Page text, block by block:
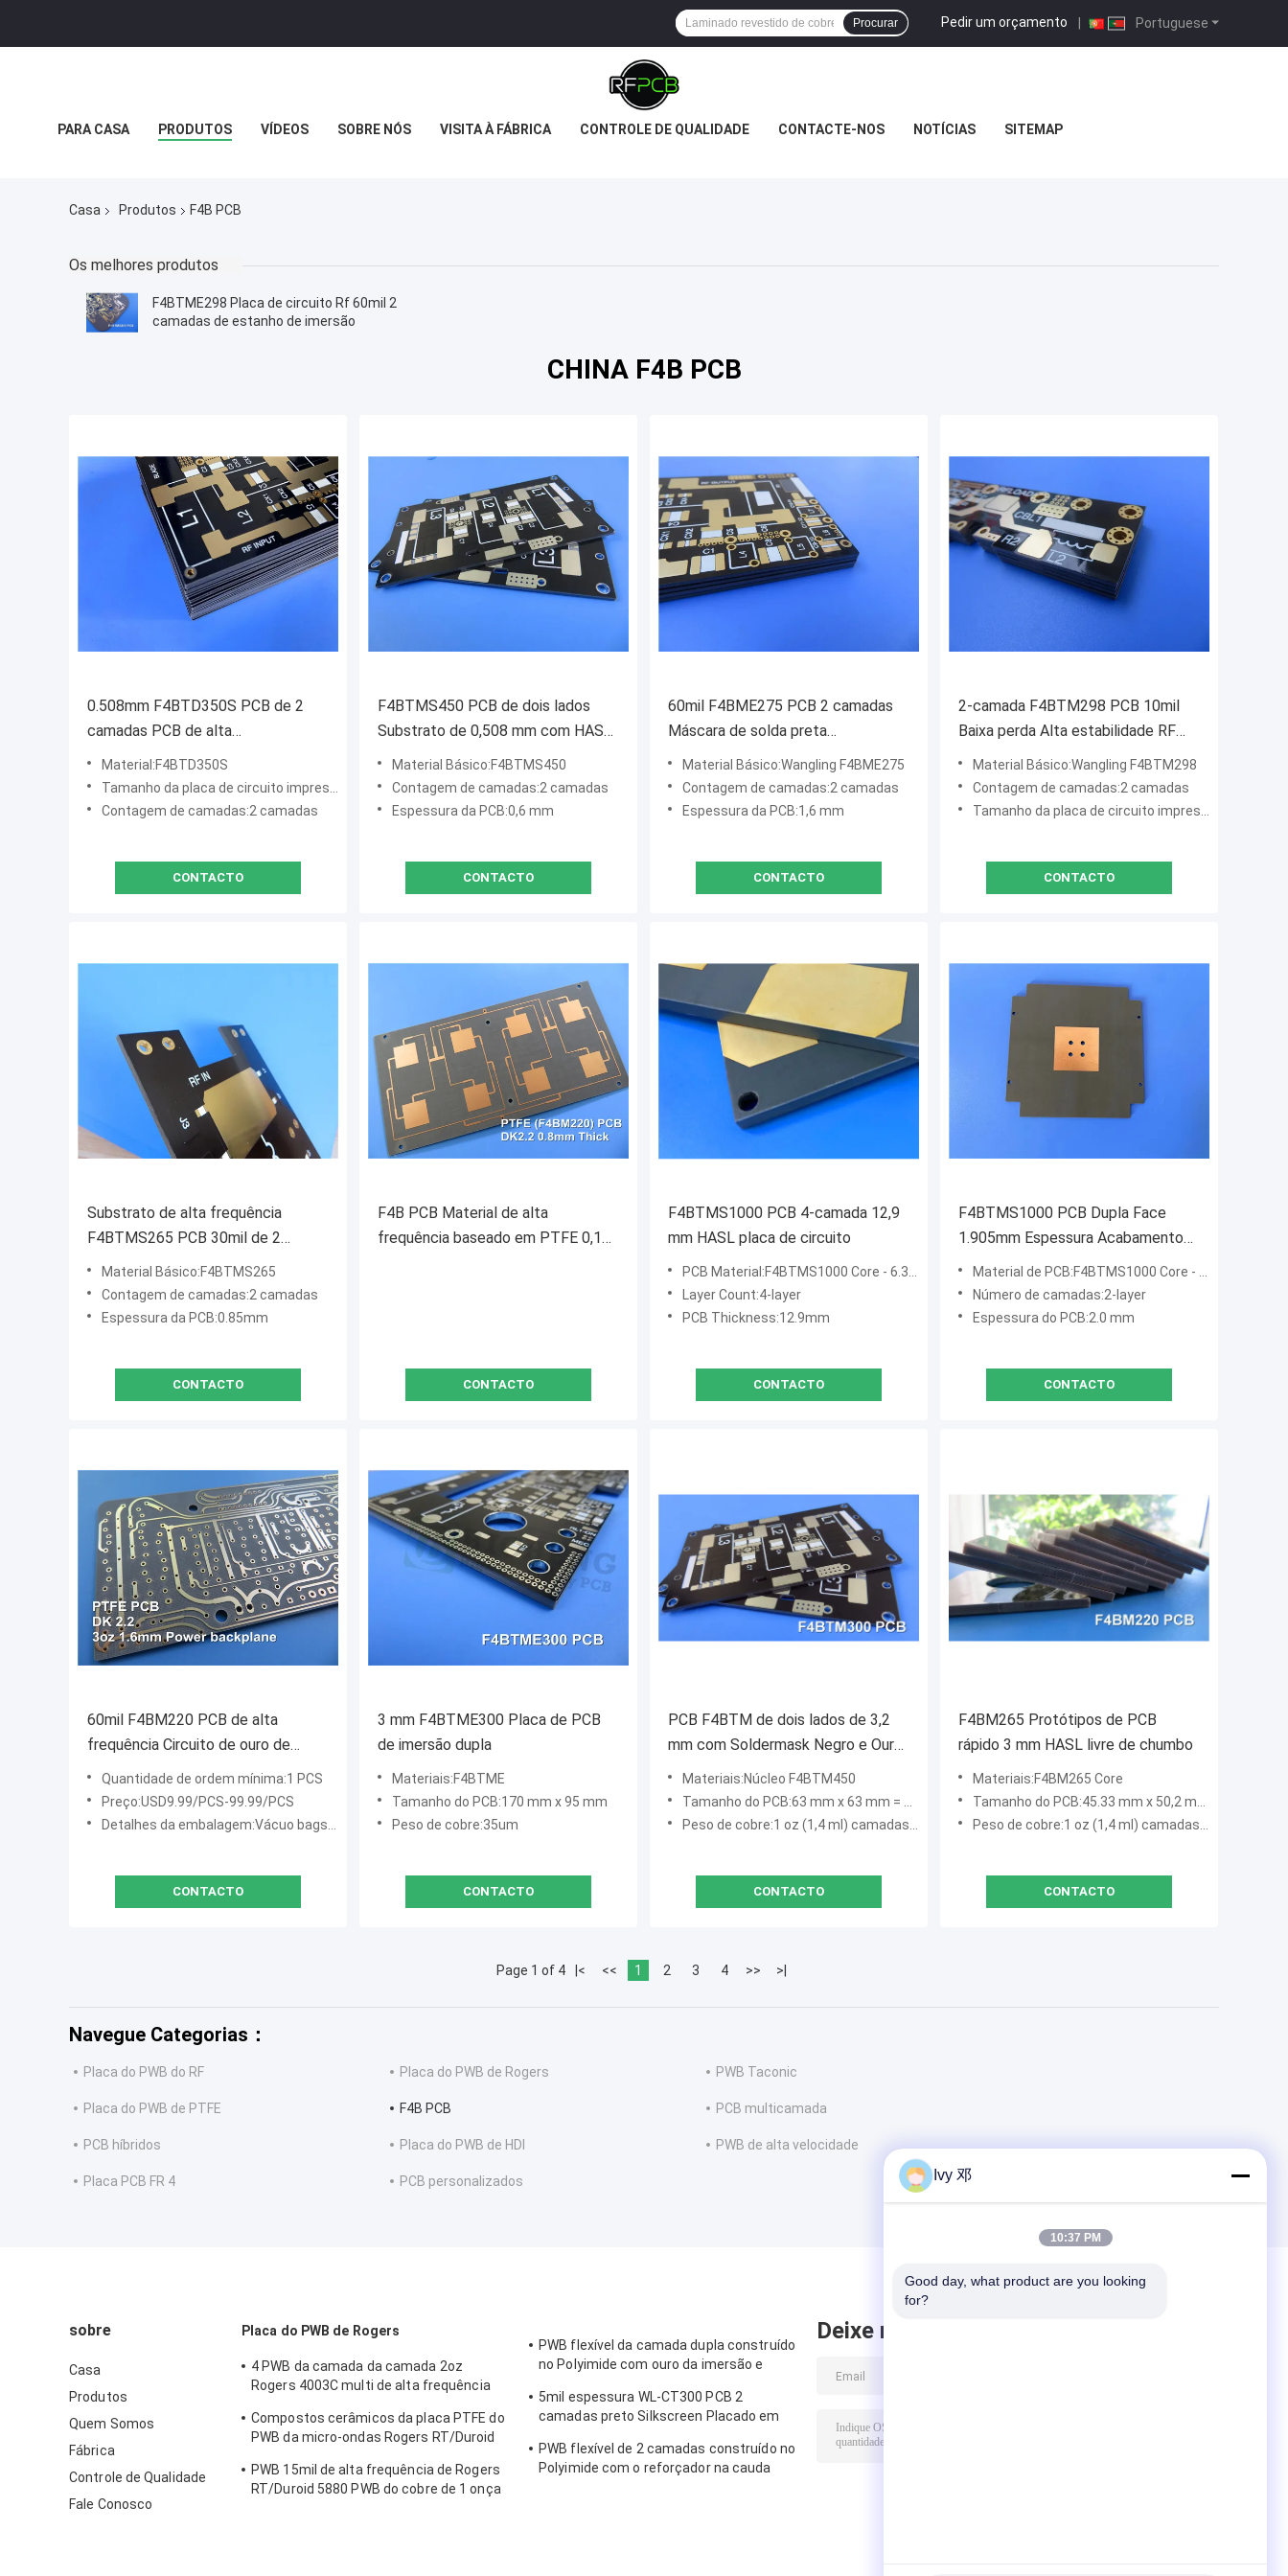
Portuguese
Pedir um orçamento |
Procurar
PARA CASA PRODUTOS VÍDEOS SOBRE NÓS VISITA À FÁBRICA CONTROLE DE QUALIDADE CONTACTE-NOS NOTÍCIAS SITEMAP
Casa Produtos F4B PCB
Os melhores produtos
F4BTME298 Placa de circuito Rf 60mil 2
camadas de estanho de imersão
CHINA F4B PCB
0.508mm F4BTD350S PCB de 2
camadas PCB de alta
condutividade térmica
Material:F4BTD350S
Tamanho da placa de circuito impresso:79 mm × 110 mm (tolerância de ± 0,15 mm, 1 peça)
Contagem de camadas:2 camadas
CONTACTO
F4BTMS450 PCB de dois lados
Substrato de 0,508 mm com HASL
livre de chumbo
Material Básico:F4BTMS450
Contagem de camadas:2 camadas
Espessura da PCB:0,6 mm
CONTACTO
60mil F4BME275 PCB 2 camadas
Máscara de solda preta
Revestimento de ouro puro
Material Básico:Wangling F4BME275
Contagem de camadas:2 camadas
Espessura da PCB:1,6 mm
CONTACTO
2-camada F4BTM298 PCB 10mil
Baixa perda Alta estabilidade RF
PCB de microondas
Material Básico:Wangling F4BTM298
Contagem de camadas:2 camadas
Tamanho da placa de circuito impresso:109 mm × 54,5 mm (tolerância de ± 0,15 mm, 1 peça)
CONTACTO
Substrato de alta frequência
F4BTMS265 PCB 30mil de 2
camadas
Material Básico:F4BTMS265
Contagem de camadas:2 camadas
Espessura da PCB:0.85mm
CONTACTO
F4B PCB Material de alta
frequência baseado em PTFE 0,17
CONTACTO
F4BTMS1000 PCB 4-camada 12,9
mm HASL placa de circuito
PCB Material:F4BTMS1000 Core - 6.35 mm (250mil)
Layer Count:4-layer
PCB Thickness:12.9mm
CONTACTO
F4BTMS1000 PCB Dupla Face
1.905mm Espessura Acabamento
Ouro por Imersão
Material de PCB:F4BTMS1000 Core - 1.905 mm (75 mil)
Número de camadas:2-layer
Espessura do PCB:2.0 mm
CONTACTO
60mil F4BM220 PCB de alta
frequência Circuito de ouro de
imersão dupla
Quantidade de ordem mínima:1 PCS
Preço:USD9.99/PCS-99.99/PCS
Detalhes da embalagem:Vácuo bags+Cartons
CONTACTO
3 mm F4BTME300 Placa de PCB
de imersão dupla
Materiais:F4BTME
Tamanho do PCB:170 mm x 95 mm
Peso de cobre:35um
CONTACTO
PCB F4BTM de dois lados de 3,2
mm com Soldermask Negro e Ouro
de Imersão
Materiais:Núcleo F4BTM450
Tamanho do PCB:63 mm x 63 mm = 1 PCS, +/- 0,15 mm
Peso de cobre:1 oz (1,4 ml) camadas exteriores
CONTACTO
F4BM265 Protótipos de PCB
rápido 3 mm HASL livre de chumbo
Materiais:F4BM265 Core
Tamanho do PCB:45.33 mm x 50,2 mm = 1 PCS, +/- 0,15 mm
Peso de cobre:1 oz (1,4 ml) camadas exteriores
CONTACTO
Page 1 of 4 |< << 1 2 3 4 >> >|
Navegue Categorias：
Placa do PWB do RF Placa do PWB de Rogers PWB Taconic
Placa do PWB de PTFE F4B PCB PCB multicamada
PCB híbridos Placa do PWB de HDI PWB de alta velocidade
Placa PCB FR 4 PCB personalizados
sobre
Casa
Produtos
Quem Somos
Fábrica
Controle de Qualidade
Fale Conosco
Placa do PWB de Rogers
4 PWB da camada da camada 2oz
Rogers 4003C multi de alta frequência
Compostos cerâmicos da placa PTFE do
PWB da micro-ondas Rogers RT/Duroid
PWB 15mil de alta frequência de Rogers
RT/Duroid 5880 PWB do cobre de 1 onça
PWB flexível da camada dupla construído
no Polyimide com ouro da imersão e
5mil espessura WL-CT300 PCB 2
camadas preto Silkscreen Placado em
PWB flexível de 2 camadas construído no
Polyimide com o reforçador na cauda
Deixe mensagem
Ivy 邓
10:37 PM
Good day, what product are you looking
for?